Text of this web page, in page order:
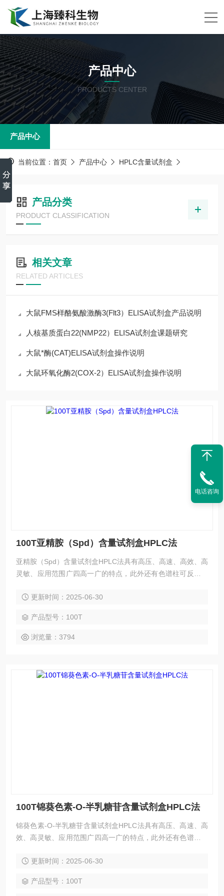
产品中心
PRODUCTS CENTER
产品中心
当前位置： 首页 产品中心 HPLC含量试剂盒
产品分类
PRODUCT CLASSIFICATION
相关文章
RELATED ARTICLES
大鼠FMS样酪氨酸激酶3(Flt3）ELISA试剂盒产品说明
人核基质蛋白22(NMP22）ELISA试剂盒课题研究
大鼠*酶(CAT)ELISA试剂盒操作说明
大鼠环氧化酶2(COX-2）ELISA试剂盒操作说明
100T亚精胺（Spd）含量试剂盒HPLC法
亚精胺（Spd）含量试剂盒HPLC法具有高压、高速、高效、高
灵敏、应用范围广四高一广的特点，此外还有色谱柱可反复使
广大新老客户前来咨询选购。
更新时间：2025-06-30
产品型号：100T
浏览量：3794
100T锦葵色素-O-半乳糖苷含量试剂盒HPLC法
锦葵色素-O-半乳糖苷含量试剂盒HPLC法具有高压、高速、高
效、高灵敏、应用范围广四高一广的特点，此外还有色谱柱可
泛，欢迎广大新老客户前来咨询选购。
更新时间：2025-06-30
产品型号：100T
电话咨询